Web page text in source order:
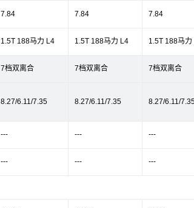
7.84 7.84 7.84
1.5T 188马力 L4 1.5T 188马力 L4 1.5T 188马力
7档双离合 7档双离合 7档双离合
8.27/6.11/7.35 8.27/6.11/7.35 8.27/6.11/
--- --- ---
--- --- ---